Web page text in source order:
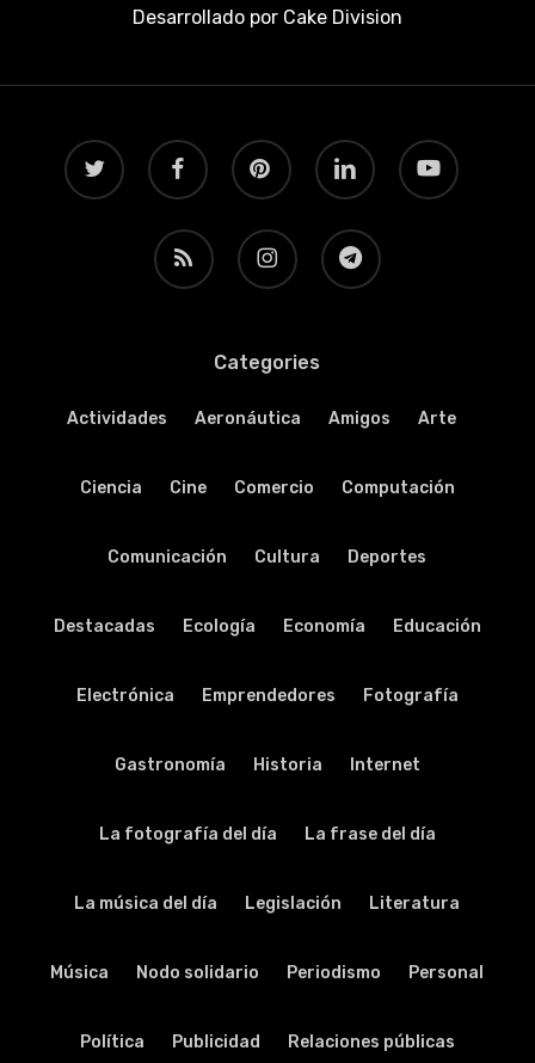
Desarrollado porCake Division
twitter facebook pinterest linkedin youtube
RSS instagram telegram
Categories
Actividades Aeronáutica Amigos Arte
Ciencia Cine Comercio Computación
Comunicación Cultura Deportes
Destacadas Ecología Economía Educación
Electrónica Emprendedores Fotografía
Gastronomía Historia Internet
La fotografía del día La frase del día
La música del día Legislación Literatura
Música Nodo solidario Periodismo Personal
Política Publicidad Relaciones públicas